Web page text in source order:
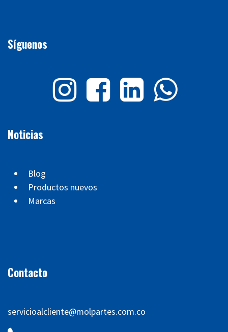
Síguenos
Noticias
Blog
Productos nuevos
Marcas
Contacto
servicioalcliente@molpartes.com.co